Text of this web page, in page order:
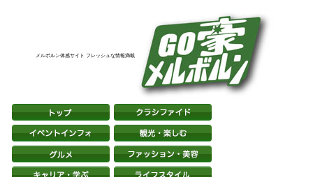
メルボルン体感サイト フレッシュな情報満載